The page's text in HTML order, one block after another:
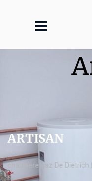
ARTISAN
chaudière gaz De Dietrich